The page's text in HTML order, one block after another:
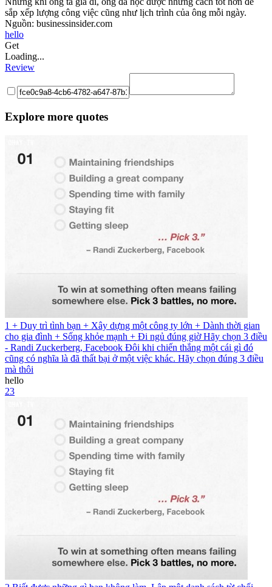
sắp xếp lượng công việc cũng như lịch trình của ông mỗi ngày.
Nguồn: businessinsider.com
hello
Get
Loading...
Review
Explore more quotes
1 + Duy trì tình bạn + Xây dựng một công ty lớn + Dành thời gian
cho gia đình + Sống khỏe mạnh + Đi ngủ đúng giờ Hãy chọn 3 điều
- Randi Zuckerberg, Facebook Đôi khi chiến thắng một cái gì đó
cũng có nghĩa là đã thất bại ở một việc khác. Hãy chọn đúng 3 điều
mà thôi
hello
23